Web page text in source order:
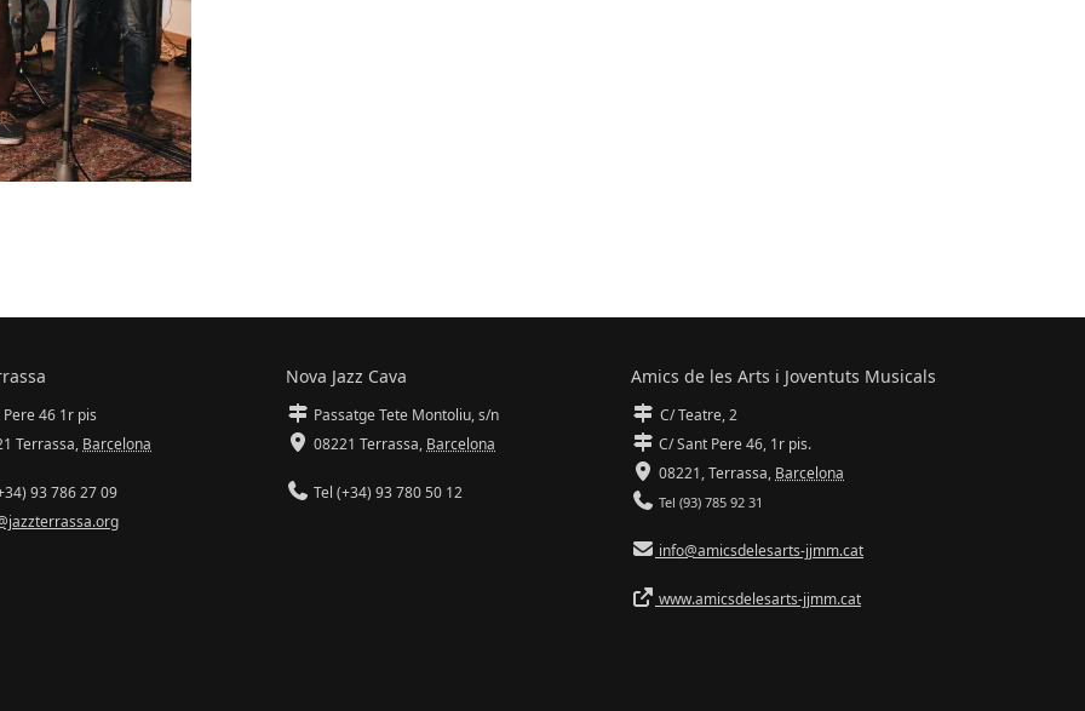
Pere 46 1r pis
Terrassa, Barcelona
93 786 27 09
Nova Jazz Cava
Passatge Tete Montoliu, s/n
08221 Terrassa, Barcelona
Tel (+34) 93 780 50 12
Amics de les Arts i Joventuts Musicals
C/ Teatre, 2
C/ Sant Pere 46, 1r pis.
08221,Terrassa, Barcelona
Tel (93) 785 92 31
info@amicsdelesarts-jjmm.cat
www.amicsdelesarts-jjmm.cat